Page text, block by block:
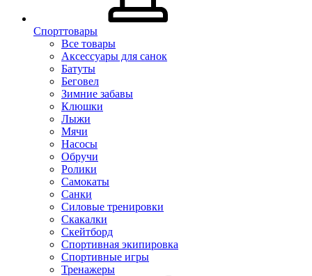
Спорттовары
Все товары
Аксессуары для санок
Батуты
Беговел
Зимние забавы
Клюшки
Лыжи
Мячи
Насосы
Обручи
Ролики
Самокаты
Санки
Силовые тренировки
Скакалки
Скейтборд
Спортивная экипировка
Спортивные игры
Тренажеры